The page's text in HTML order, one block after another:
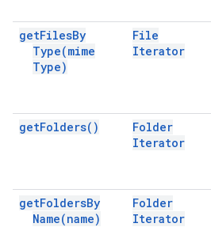
getFilesBy
Type(mime
Type)
File
Iterator
getFolders( )
Folder
Iterator
getFoldersBy
Name(name)
Folder
Iterator